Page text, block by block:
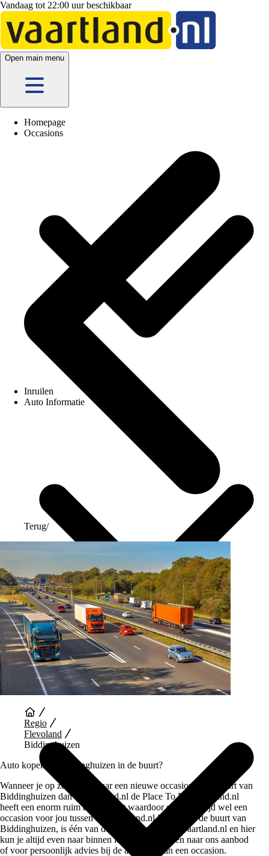
Vandaag tot 22:00 uur beschikbaar
Open main menu
Homepage
Occasions
Inruilen
Auto Informatie
Auto Diensten
Terug/
Regio
Flevoland
Biddinghuizen
Auto kopen bij Biddinghuizen in de buurt?
Wanneer je op zoek bent naar een nieuwe occasion in de buurt van
Biddinghuizen dan is Vaartland.nl de Place To Be. Vaartland.nl
heeft een enorm ruim assortiment waardoor er bijna altijd wel een
occasion voor jou tussen zit. Vaartland.nl Zwolle, in de buurt van
Biddinghuizen, is één van de 5 vestigingen van Vaartland.nl en hier
kun je altijd even naar binnen lopen om te kijken naar ons aanbod
of voor persoonlijk advies bij de aankoop van een occasion.